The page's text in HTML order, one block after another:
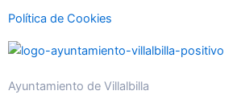
Política de Cookies
Ayuntamiento de Villalbilla